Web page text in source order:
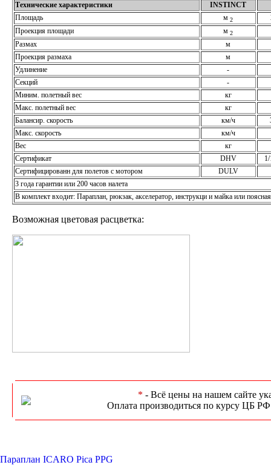
Технические характеристики
INSTINCT
Площадь
м2
Проекция площади
м2
Размах
м
Проекция размаха
м
Удлинение
-
Секций
-
Миним. полетный вес
кг
Макс. полетный вес
кг
Балансир. скорость
км/ч
Макс. скорость
км/ч
Вес
кг
Сертификат
DHV
Сертифицированн для полетов с мотором
DULV
3 года гарантии или 200 часов налета
В комплект входит: Параплан, рюкзак, акселератор, инструкци и майка или
Возможная цветовая расцветка:
* - Всё цены на нашем сайте
Оплата производиться по курсу ЦБ
Параплан ICARO Pica PPG